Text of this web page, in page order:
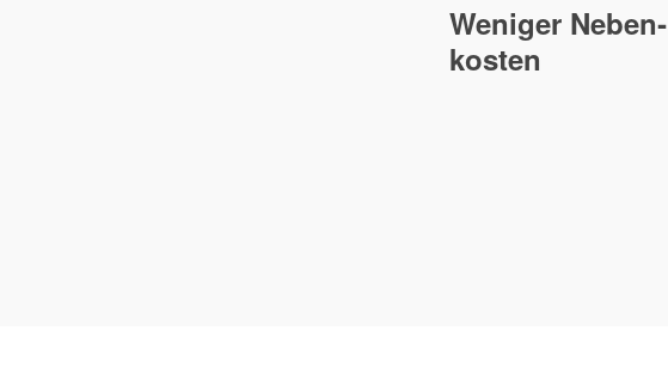
Weniger Neben­
kosten